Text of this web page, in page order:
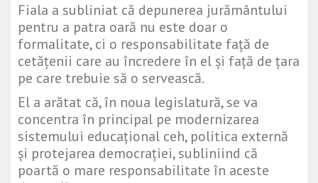
Fiala a subliniat că depunerea jurământului
pentru a patra oară nu este doar o
formalitate, ci o responsabilitate față de
cetățenii care au încredere în el și față de țara
pe care trebuie să o servească.
El a arătat că, în noua legislatură, se va
concentra în principal pe modernizarea
sistemului educațional ceh, politica externă
și protejarea democrației, subliniind că
poartă o mare responsabilitate în aceste